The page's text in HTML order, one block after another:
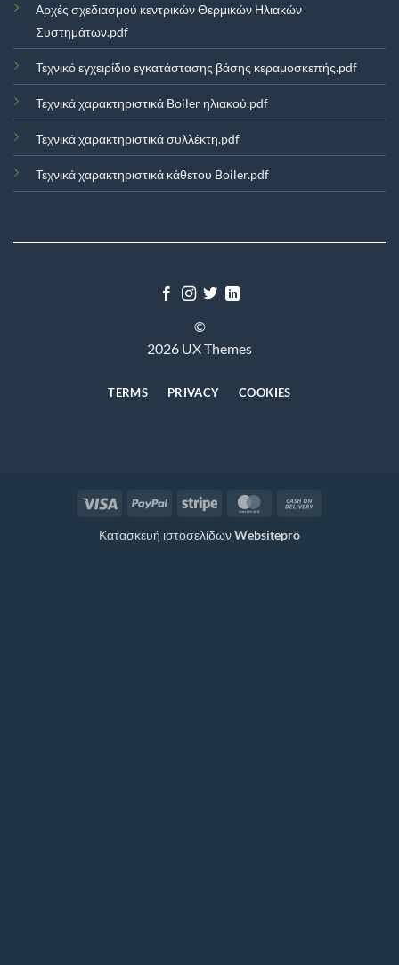
Αρχές σχεδιασμού κεντρικών Θερμικών Ηλιακών
Συστημάτων.pdf
Τεχνικό εγχειρίδιο εγκατάστασης βάσης κεραμοσκεπής.pdf
Τεχνικά χαρακτηριστικά Boiler ηλιακού.pdf
Τεχνικά χαρακτηριστικά συλλέκτη.pdf
Τεχνικά χαρακτηριστικά κάθετου Boiler.pdf
©
2026 UX Themes
TERMS PRIVACY COOKIES
Visa PayPal Stripe MasterCard
Κατασκευή ιστοσελίδωνWebsitepro